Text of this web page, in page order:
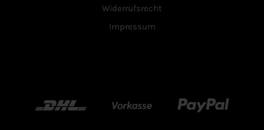
Widerrufsrecht
Impressum
DHL Vorkasse Paypal